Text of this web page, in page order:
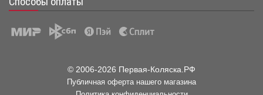
© 2006-2026 Первая-Коляска.РФ
Публичная оферта нашего магазина